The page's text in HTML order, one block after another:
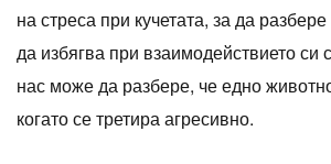
на стреса при кучетата, за да
да избягва при взаимодействието си
нас може да разбере, че едно
когато се третира агресивно.